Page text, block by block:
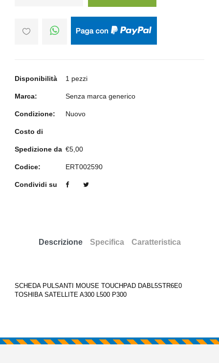
Disponibilità 1 pezzi
Marca: Senza marca generico
Condizione: Nuovo
Costo di
Spedizione da €5,00
Codice: ERT002590
Condividi su
Descrizione Specifica Caratteristica
SCHEDA PULSANTI MOUSE TOUCHPAD DABL5STR6E0
TOSHIBA SATELLITE A300 L500 P300